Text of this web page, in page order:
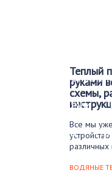
Линолеум
Плитка
Теплый
руками
схемы,
Все мы
ВОДЯНЫЕ